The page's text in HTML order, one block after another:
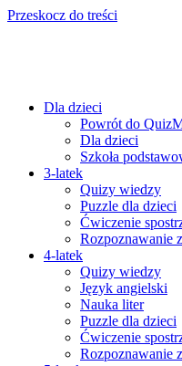
Przeskocz do treści
Dla dzieci
Powrót do
Dla dzieci
Szkoła
3-latek
Quizy wiedzy
Puzzle dla dzieci
Ćwiczenie
Rozpoznawanie
4-latek
Quizy wiedzy
Język angielski
Nauka liter
Puzzle dla dzieci
Ćwiczenie
Rozpoznawanie